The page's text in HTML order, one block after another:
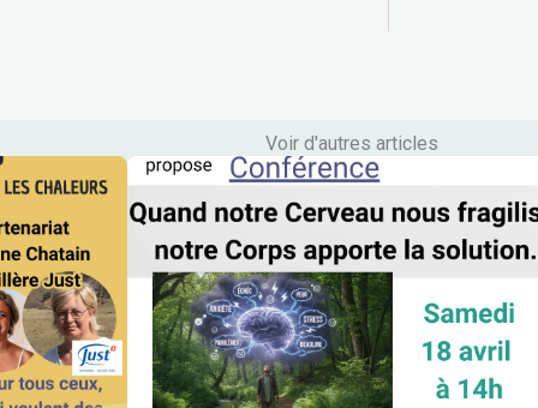
Voir d'autres articles